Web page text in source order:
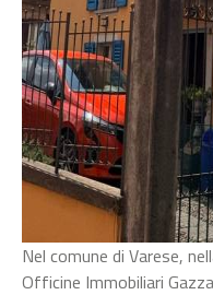
Nel comune di Varese,
Officine Immobiliari